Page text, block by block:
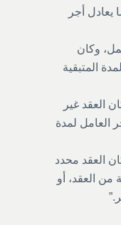
يعادل أجر
وكان
المتبقية
العقد غير
العامل لمدة
العقد محدد
من العقد، أو